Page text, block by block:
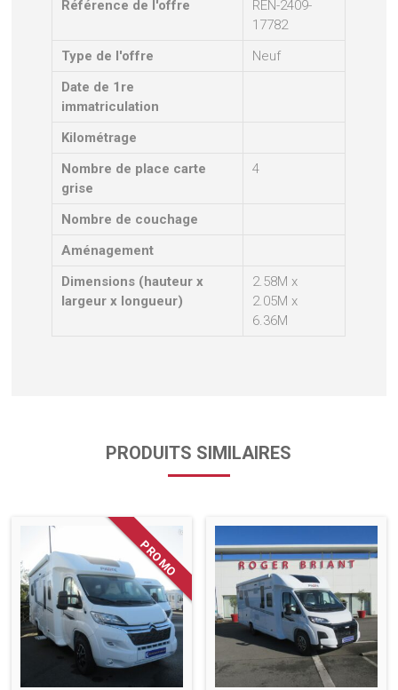
Référence de l'offre
REN-2409-
17782
Type de l'offre
Neuf
Date de 1re
immatriculation
Kilométrage
Nombre de place carte
grise
4
Nombre de couchage
Aménagement
Dimensions (hauteur x
largeur x longueur)
2.58M x
2.05M x
6.36M
PRODUITS SIMILAIRES